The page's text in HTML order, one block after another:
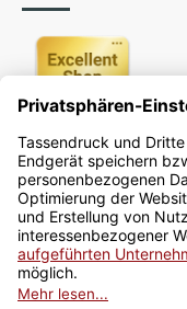
Newsletter